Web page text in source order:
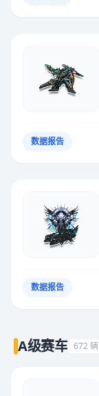
数据报告
数据报告
A级赛车 672 辆